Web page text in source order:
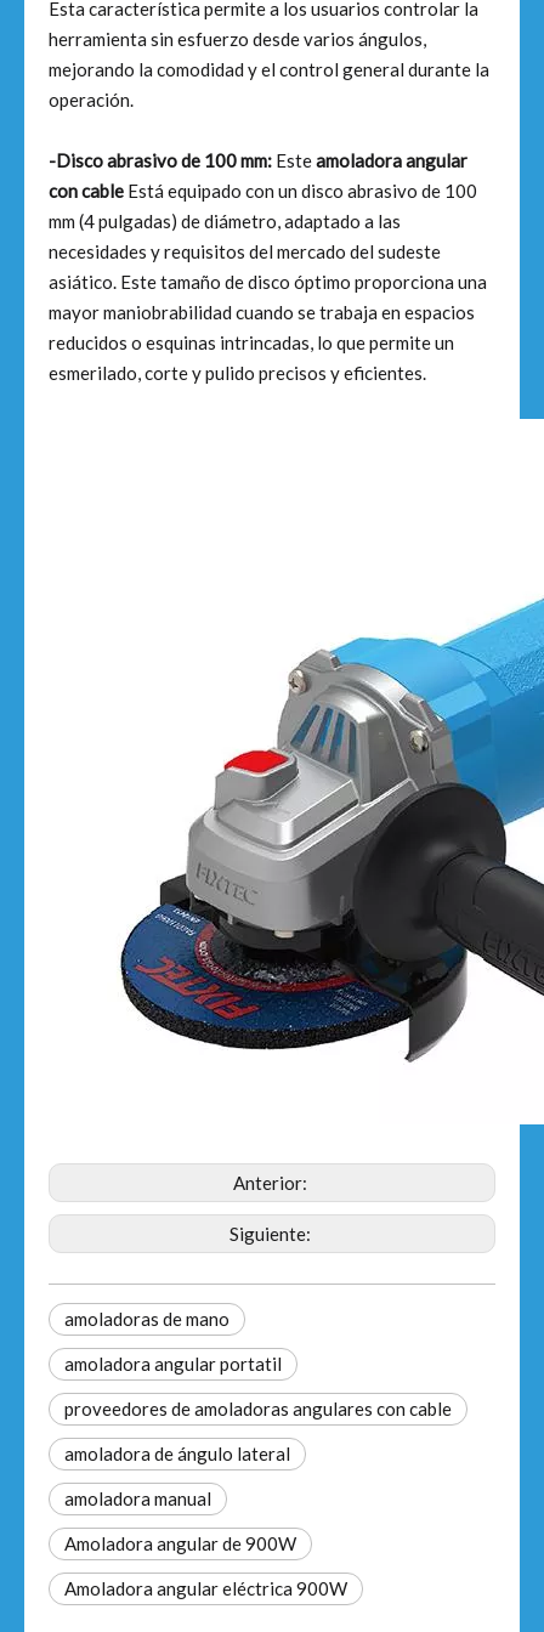
Esta característica permite a los usuarios controlar la
herramienta sin esfuerzo desde varios ángulos,
mejorando la comodidad y el control general durante la
operación.
-Disco abrasivo de 100 mm: Esteamoladora angular
con cable Está equipado con un disco abrasivo de 100
mm (4 pulgadas) de diámetro, adaptado a las
necesidades y requisitos del mercado del sudeste
asiático. Este tamaño de disco óptimo proporciona una
mayor maniobrabilidad cuando se trabaja en espacios
reducidos o esquinas intrincadas, lo que permite un
esmerilado, corte y pulido precisos y eficientes.
Anterior:
Siguiente:
amoladoras de mano
amoladora angular portatil
proveedores de amoladoras angulares con cable
amoladora de ángulo lateral
amoladora manual
Amoladora angular de 900W
Amoladora angular eléctrica 900W